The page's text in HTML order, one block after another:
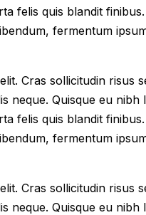
felis quis blandit
fermentum
Cras sollicitudin
neque. Quisque eu
felis quis blandit
fermentum
Cras sollicitudin
neque. Quisque eu